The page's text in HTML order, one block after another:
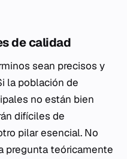
de calidad
sean precisos y
la población de
no están bien
difíciles de
pilar esencial. No
pregunta teóricamente